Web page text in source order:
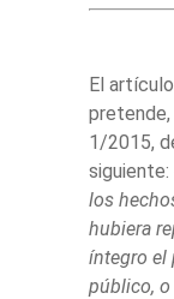
El
pretende,
1/2015,
siguiente:
los
hubiera
íntegro el
público,